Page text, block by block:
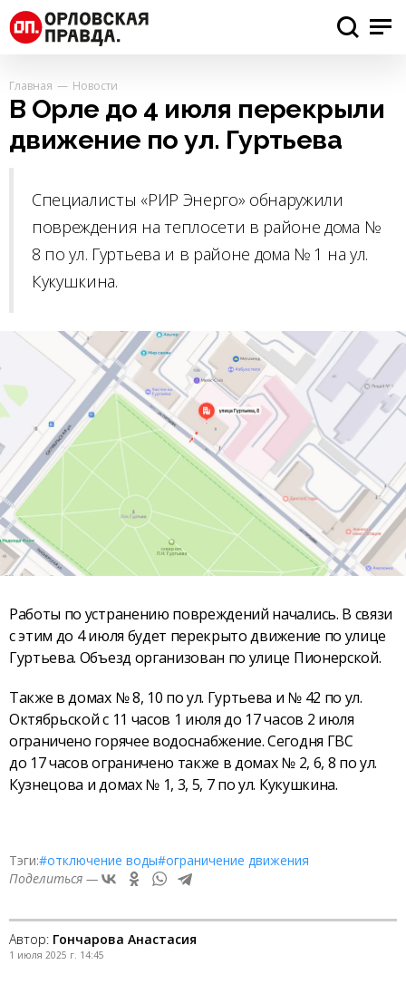
Главная Новости
В Орле до 4 июля перекрыли
движение по ул. Гуртьева
Специалисты «РИР Энерго» обнаружили
повреждения на теплосети в районе дома №
8 по ул. Гуртьева и в районе дома № 1 на ул.
Кукушкина.
Работы по устранению повреждений начались. В связи
с этим до 4 июля будет перекрыто движение по улице
Гуртьева. Объезд организован по улице Пионерской.
Также в домах № 8, 10 по ул. Гуртьева и № 42 по ул.
Октябрьской с 11 часов 1 июля до 17 часов 2 июля
ограничено горячее водоснабжение. Сегодня ГВС
до 17 часов ограничено также в домах № 2, 6, 8 по ул.
Кузнецова и домах № 1, 3, 5, 7 по ул. Кукушкина.
Тэги:#отключение воды#ограничение движения
Поделиться —
Автор: Гончарова Анастасия
1 июля 2025 г. 14:45